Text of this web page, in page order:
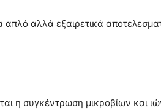
αλλά εξαιρετικά
η συγκέντρωση μικροβίων και